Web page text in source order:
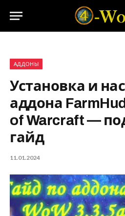
АДДОНЫ
Установка и
аддона
of Warcraft —
гайд
11.01.2024